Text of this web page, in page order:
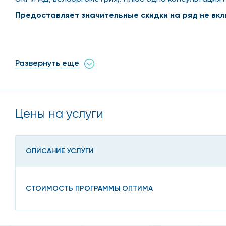
Предоставляет значительные скидки на ряд не
Включено:
Консультации
всех основных специалистов
гинеколога, эндокринолога, дермато -
травматолога, уролога, ревматолога,
Широкий спектр клинико-лабораторных
Развернуть еще
Цены на услуги
ОПИСАНИЕ УСЛУГИ
СТОИМОСТЬ ПРОГРАММЫ ОПТИМА